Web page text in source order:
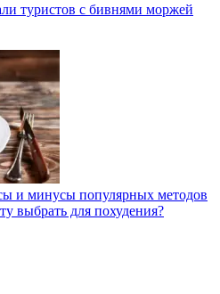
туристов с бивнями моржей
и минусы популярных методов
выбрать для похудения?